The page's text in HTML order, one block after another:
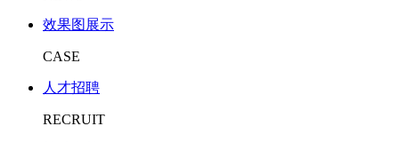
效果图展示
CASE
人才招聘
RECRUIT